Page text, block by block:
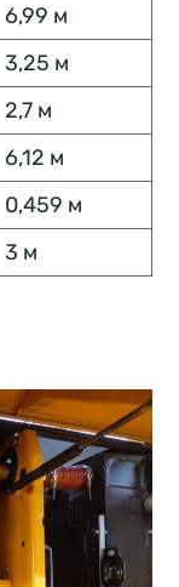
6,99 м
3,25 м
2,7 м
6,12 м
0,459 м
3 м